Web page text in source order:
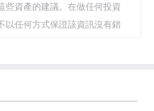
些資產的建議。在做任何投資
以任何方式保證該資訊沒有錯
立場。作者不對本頁連結的